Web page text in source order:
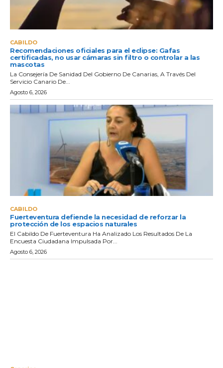
CABILDO
Recomendaciones oficiales para el eclipse: Gafas
certificadas, no usar cámaras sin filtro o controlar a las
mascotas
La Consejería De Sanidad Del Gobierno De Canarias, A Través Del
Servicio Canario De...
Agosto 6, 2026
CABILDO
Fuerteventura defiende la necesidad de reforzar la
protección de los espacios naturales
El Cabildo De Fuerteventura Ha Analizado Los Resultados De La
Encuesta Ciudadana Impulsada Por...
Agosto 6, 2026